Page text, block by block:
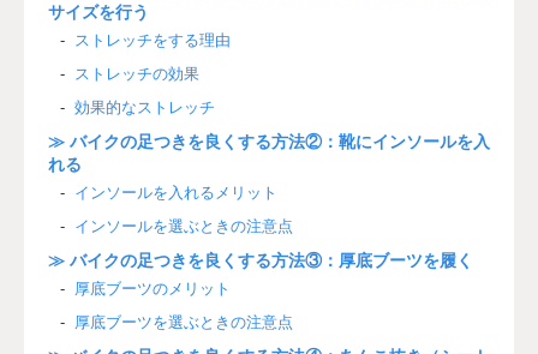
サイズを行う
ストレッチをする理由
ストレッチの効果
効果的なストレッチ
≫ バイクの足つきを良くする方法②：靴にインソールを入
れる
インソールを入れるメリット
インソールを選ぶときの注意点
≫ バイクの足つきを良くする方法③：厚底ブーツを履く
厚底ブーツのメリット
厚底ブーツを選ぶときの注意点